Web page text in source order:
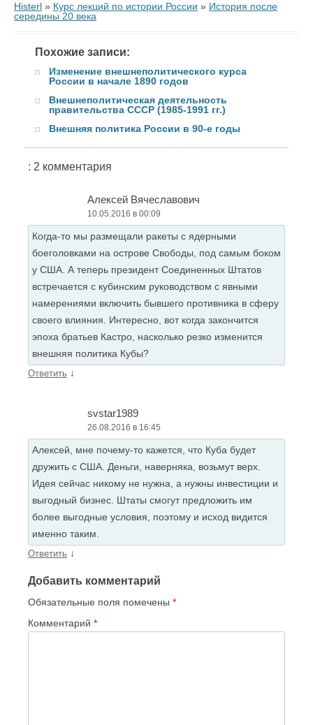
Histerl » Курс лекций по истории России » История после
середины 20 века
Похожие записи:
Изменение внешнеполитического курса
России в начале 1890 годов
Внешнеполитическая деятельность
правительства СССР (1985-1991 гг.)
Внешняя политика России в 90-е годы
: 2 комментария
Алексей Вячеславович
10.05.2016 в 00:09
Когда-то мы размещали ракеты с ядерными
боеголовками на острове Свободы, под самым боком
у США. А теперь президент Соединенных Штатов
встречается с кубинским руководством с явными
намерениями включить бывшего противника в сферу
своего влияния. Интересно, вот когда закончится
эпоха братьев Кастро, насколько резко изменится
внешняя политика Кубы?
Ответить ↓
svstar1989
26.08.2016 в 16:45
Алексей, мне почему-то кажется, что Куба будет
дружить с США. Деньги, наверняка, возьмут верх.
Идея сейчас никому не нужна, а нужны инвестиции и
выгодный бизнес. Штаты смогут предложить им
более выгодные условия, поэтому и исход видится
именно таким.
Ответить ↓
Добавить комментарий
Обязательные поля помечены *
Комментарий *